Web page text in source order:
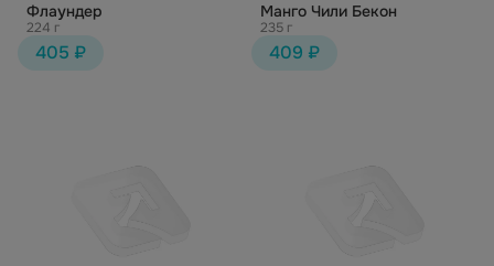
Флаундер
224 г
405 ₽
Манго Чили Бекон
235 г
409 ₽